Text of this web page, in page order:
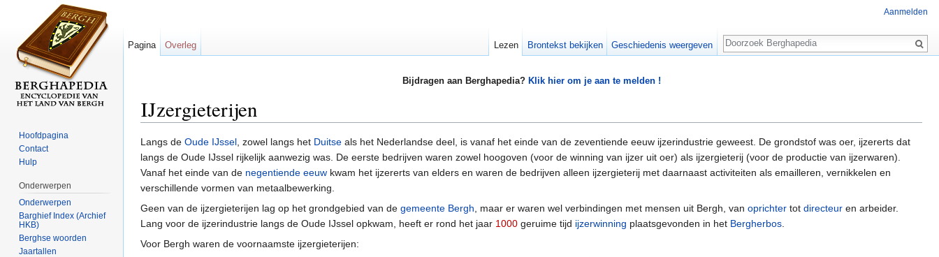
Bijdragen aan Berghapedia? Klik hier om je aan te melden !
IJzergieterijen
Langs de Oude IJssel, zowel langs het Duitse als het Nederlandse deel, is vanaf het einde van de zeventiende eeuw ijzerindustrie geweest. De grondstof was oer, ijzererts dat
langs de Oude IJssel rijkelijk aanwezig was. De eerste bedrijven waren zowel hoogoven (voor de winning van ijzer uit oer) als ijzergieterij (voor de productie van ijzerwaren).
Vanaf het einde van de negentiende eeuw kwam het ijzererts van elders en waren de bedrijven alleen ijzergieterij met daarnaast activiteiten als emailleren, vernikkelen en
verschillende vormen van metaalbewerking.
Geen van de ijzergieterijen lag op het grondgebied van de gemeente Bergh, maar er waren wel verbindingen met mensen uit Bergh, van oprichter tot directeur en arbeider.
Lang voor de ijzerindustrie langs de Oude IJssel opkwam, heeft er rond het jaar 1000 geruime tijd ijzerwinning plaatsgevonden in het Bergherbos.
Voor Bergh waren de voornaamste ijzergieterijen:
Aanmelden
Pagina Overleg Lezen Brontekst bekijken Geschiedenis weergeven
Zoeken
Hoofdpagina
Contact
Hulp
Onderwerpen
Onderwerpen
Barghief Index (Archief
HKB)
Berghse woorden
Jaartallen